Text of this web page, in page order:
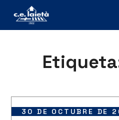
30 DE OCTUBRE DE